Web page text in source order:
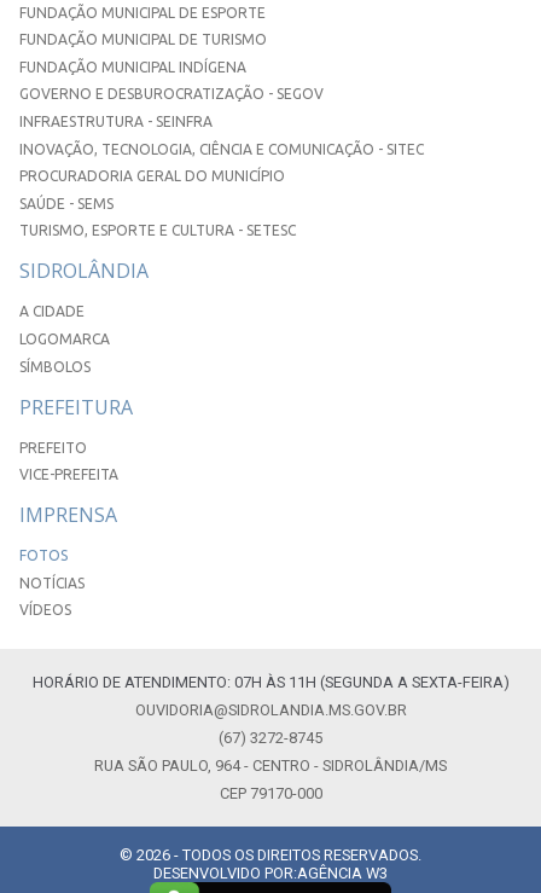
FUNDAÇÃO MUNICIPAL DE ESPORTE
FUNDAÇÃO MUNICIPAL DE TURISMO
FUNDAÇÃO MUNICIPAL INDÍGENA
GOVERNO E DESBUROCRATIZAÇÃO - SEGOV
INFRAESTRUTURA - SEINFRA
INOVAÇÃO, TECNOLOGIA, CIÊNCIA E COMUNICAÇÃO - SITEC
PROCURADORIA GERAL DO MUNICÍPIO
SAÚDE - SEMS
TURISMO, ESPORTE E CULTURA - SETESC
SIDROLÂNDIA
A CIDADE
LOGOMARCA
SÍMBOLOS
PREFEITURA
PREFEITO
VICE-PREFEITA
IMPRENSA
FOTOS
NOTÍCIAS
VÍDEOS
HORÁRIO DE ATENDIMENTO: 07H ÀS 11H (SEGUNDA A SEXTA-FEIRA)
OUVIDORIA@SIDROLANDIA.MS.GOV.BR
(67) 3272-8745
RUA SÃO PAULO, 964 - CENTRO - SIDROLÂNDIA/MS
CEP 79170-000
© 2026 - TODOS OS DIREITOS RESERVADOS.
DESENVOLVIDO POR:AGÊNCIA W3